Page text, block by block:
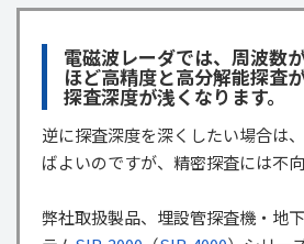
電磁波レーダでは、周波数
ほど高精度と高分解能探査
探査深度が浅くなります。
逆に探査深度を深くしたい場合は
ばよいのですが、精密探査には不
弊社取扱製品、埋設管探査機・地